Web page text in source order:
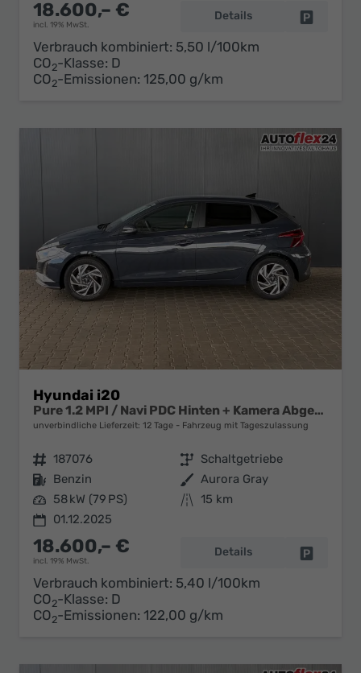
18.600,– €
incl. 19% MwSt.
Details
Verbrauch kombiniert: 5,50 l/100km
CO2-Klasse: D
CO2-Emissionen: 125,00 g/km
Hyundai i20
Pure 1.2 MPI / Navi PDC Hinten + Kamera Abgedunkelte Scheiben Tempomat Alu 16"
unverbindliche Lieferzeit: 12 Tage Fahrzeug mit Tageszulassung
Fahrzeugnr. 187076 Getriebe Schaltgetriebe
Kraftstoff Benzin Außenfarbe Aurora Gray
Leistung 58 kW (79 PS) Kilometerstand 15 km
01.12.2025
18.600,– €
incl. 19% MwSt.
Details
Verbrauch kombiniert: 5,40 l/100km
CO2-Klasse: D
CO2-Emissionen: 122,00 g/km